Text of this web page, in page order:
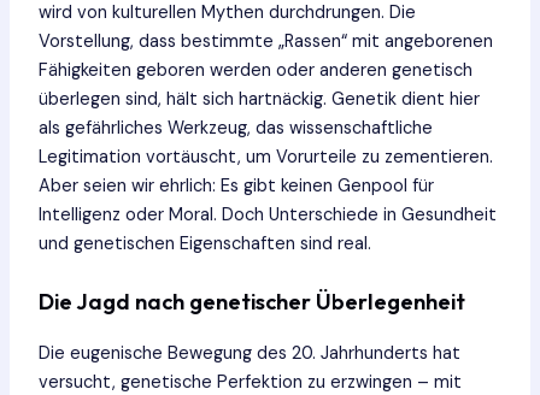
wird von kulturellen Mythen durchdrungen. Die
Vorstellung, dass bestimmte „Rassen“ mit angeborenen
Fähigkeiten geboren werden oder anderen genetisch
überlegen sind, hält sich hartnäckig. Genetik dient hier
als gefährliches Werkzeug, das wissenschaftliche
Legitimation vortäuscht, um Vorurteile zu zementieren.
Aber seien wir ehrlich: Es gibt keinen Genpool für
Intelligenz oder Moral. Doch Unterschiede in Gesundheit
und genetischen Eigenschaften sind real.
Die Jagd nach genetischer Überlegenheit
Die eugenische Bewegung des 20. Jahrhunderts hat
versucht, genetische Perfektion zu erzwingen – mit